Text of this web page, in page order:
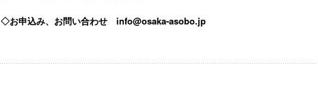
◇お申込み、お問い合わせ info@osaka-asobo.jp